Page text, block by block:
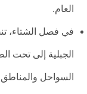
العام.
في فصل الشتاء،
الجبلية إلى تحت